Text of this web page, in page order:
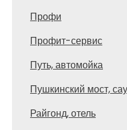
Профи
Профит-сервис
Путь, автомойка
Пушкинский мост,
Райгонд, отель